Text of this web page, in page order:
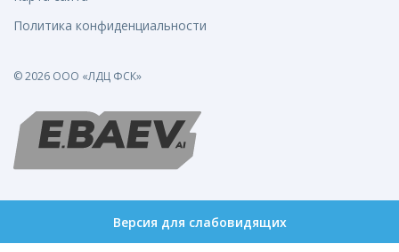
Политика конфиденциальности
© 2026 ООО «ЛДЦ ФСК»
Версия для слабовидящих